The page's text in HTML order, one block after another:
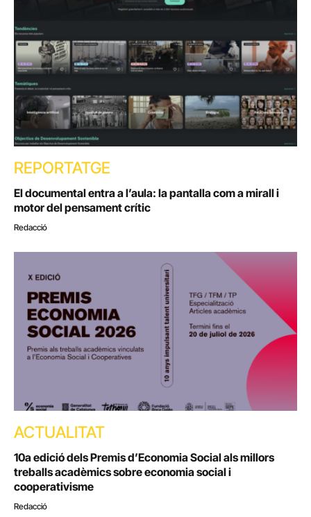
REPORTATGE
El documental entra a l’aula: la pantalla com a mirall i
motor del pensament crític
Redacció
ACTUALITAT
10a edició dels Premis d’Economia Social als millors
treballs acadèmics sobre economia social i
cooperativisme
Redacció